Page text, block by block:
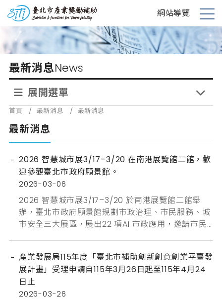
到
要
內
台北市產業獎勵補助 網站導覽
展
開
選
單
最新消息News
展開選單
首頁 / 最新消息 / 最新消息
最新消息
2026 智慧城市展3/17–3/20 在南港展覽館二館，歡
迎參觀臺北市政府願景館。
2026-03-06
2026 智慧城市展3/17–3/20 於南港展覽館二館舉
辦，臺北市政府願景館規劃市政治理、市民服務、城
市安全三大展區，展出22 項AI 市政應用，邀請市民
產業發展局115年度「臺北市補助創新創意創業平臺發
展計畫」受理申請自115年3月26日起至115年4月24
日止
2026-03-26